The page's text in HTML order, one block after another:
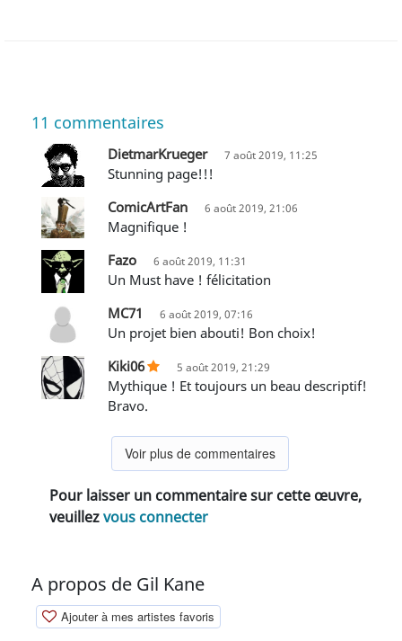
11 commentaires
DietmarKrueger 7 août 2019, 11:25
Stunning page!!!
ComicArtFan
6 août 2019, 21:06
Magnifique !
Fazo
6 août 2019, 11:31
Un Must have ! félicitation
MC71
6 août 2019, 07:16
Un projet bien abouti! Bon choix!
Kiki06
5 août 2019, 21:29
Mythique ! Et toujours un beau descriptif!
Bravo.
Voir plus de commentaires
Pour laisser un commentaire sur cette œuvre,
veuillezvous connecter
A propos de Gil Kane
Ajouter à mes artistes favoris